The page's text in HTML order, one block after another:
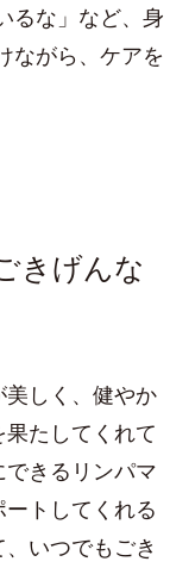
るな」など、身
ながら、ケアを
きげんな
しく、健やか
たしてくれて
きるリンパマ
トしてくれる
いつでもごき